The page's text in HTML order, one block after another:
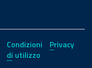
Condizioni
di utilizzo
Privacy